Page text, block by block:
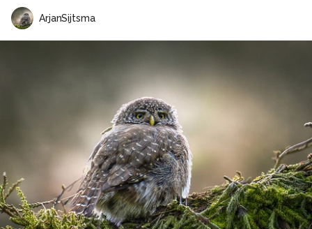
ArjanSijtsma